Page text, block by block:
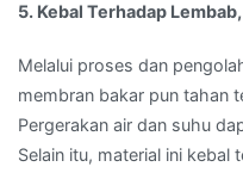
5. Kebal Terhadap
Melalui proses dan
membran bakar pun tahan
Pergerakan air dan suhu
Selain itu, material ini kebal